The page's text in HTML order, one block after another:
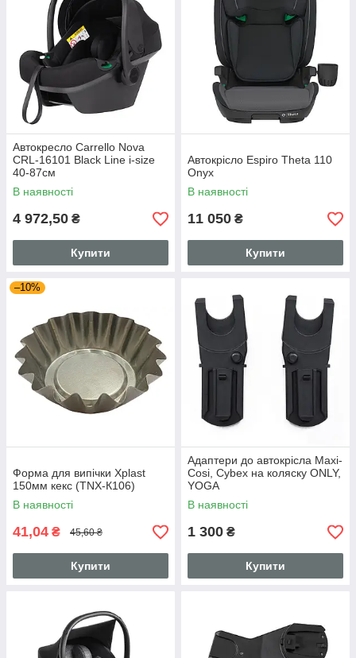
Автокресло Carrello Nova
CRL-16101 Black Line i-size
40-87см
В наявності
4 972,50 ₴
Купити
Автокрісло Espiro Theta 110
Onyx
В наявності
11 050 ₴
Купити
–10%
Форма для випічки Xplast
150мм кекс (TNX-К106)
В наявності
41,04 ₴ 45,60 ₴
Купити
Адаптери до автокрісла Maxi-
Cosi, Cybex на коляску ONLY,
YOGA
В наявності
1 300 ₴
Купити